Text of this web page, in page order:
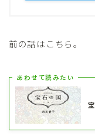
前の話はこちら。
あわせて読みたい